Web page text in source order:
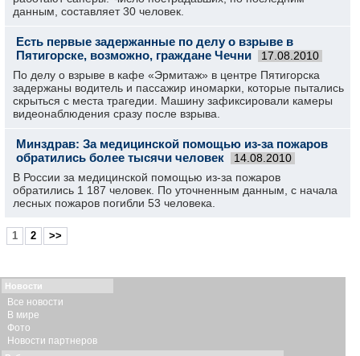
данным, составляет 30 человек.
Есть первые задержанные по делу о взрыве в
Пятигорске, возможно, граждане Чечни
17.08.2010
По делу о взрыве в кафе «Эрмитаж» в центре Пятигорска
задержаны водитель и пассажир иномарки, которые пытались
скрыться с места трагедии. Машину зафиксировали камеры
видеонаблюдения сразу после взрыва.
Минздрав: За медицинской помощью из-за пожаров
обратились более тысячи человек
14.08.2010
В России за медицинской помощью из-за пожаров
обратились 1 187 человек. По уточненным данным, с начала
лесных пожаров погибли 53 человека.
1 2 >>
Новости
Все новости
В мире
Фото
Новости партнеров